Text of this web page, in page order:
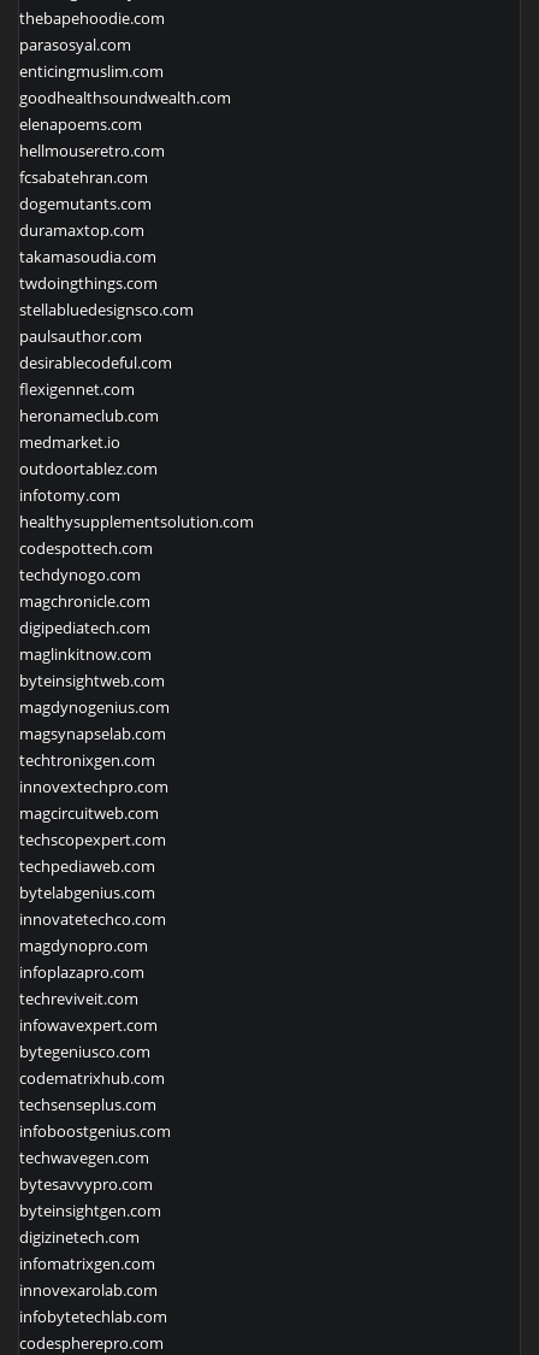
thebapehoodie.com
parasosyal.com
enticingmuslim.com
goodhealthsoundwealth.com
elenapoems.com
hellmouseretro.com
fcsabatehran.com
dogemutants.com
duramaxtop.com
takamasoudia.com
twdoingthings.com
stellabluedesignsco.com
paulsauthor.com
desirablecodeful.com
flexigennet.com
heronameclub.com
medmarket.io
outdoortablez.com
infotomy.com
healthysupplementsolution.com
codespottech.com
techdynogo.com
magchronicle.com
digipediatech.com
maglinkitnow.com
byteinsightweb.com
magdynogenius.com
magsynapselab.com
techtronixgen.com
innovextechpro.com
magcircuitweb.com
techscopexpert.com
techpediaweb.com
bytelabgenius.com
innovatetechco.com
magdynopro.com
infoplazapro.com
techreviveit.com
infowavexpert.com
bytegeniusco.com
codematrixhub.com
techsenseplus.com
infoboostgenius.com
techwavegen.com
bytesavvypro.com
byteinsightgen.com
digizinetech.com
infomatrixgen.com
innovexarolab.com
infobytetechlab.com
codespherepro.com